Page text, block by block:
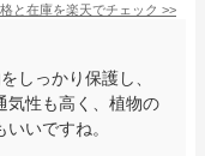
と在庫を楽天でチェック >>
しっかり保護し、
気性も高く、植物の
いですね。